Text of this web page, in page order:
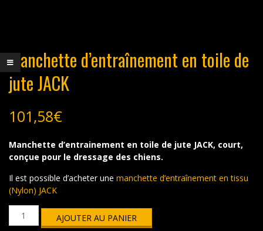
Manchette d’entraînement en toile de
jute JACK
101,58€
Manchette d’entrainement en toile de jute JACK, court,
conçue pour le dressage des chiens.
Il est possible d’acheter une manchette d’entraînement en tissu
(Nylon) JACK
quantité
AJOUTER AU PANIER